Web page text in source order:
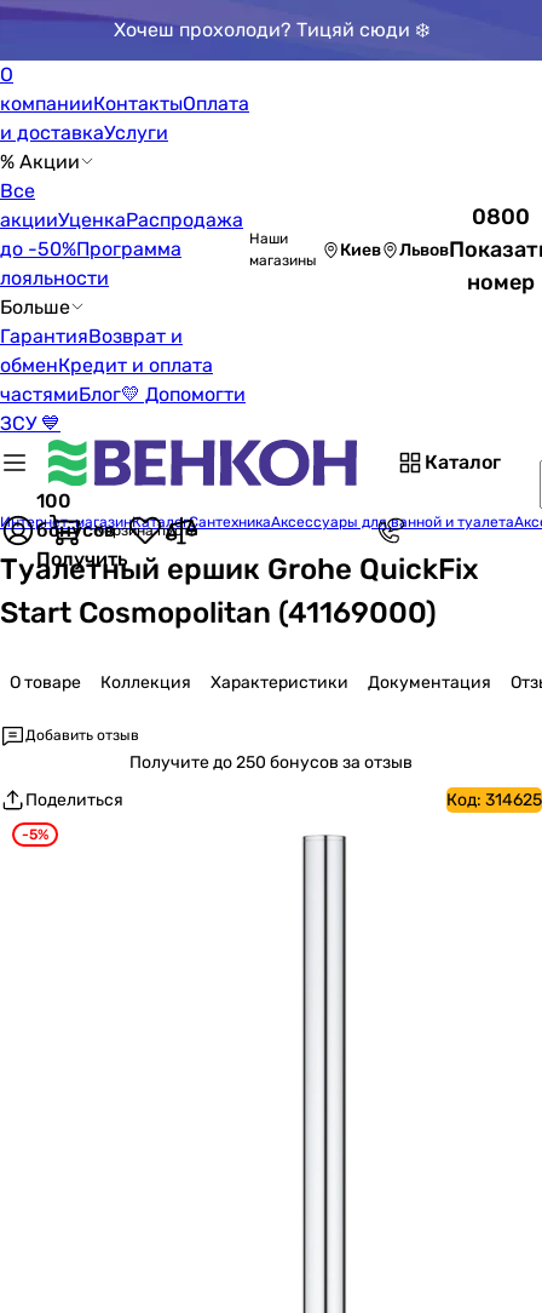
Хочеш прохолоди? Тицяй сюди ❄️
О
компанииКонтактыОплата
и доставкаУслуги
% Акции
Все
акцииУценкаРаспродажа
до -50%Программа
лояльности
Больше
ГарантияВозврат и
обменКредит и оплата
частямиБлог💛 Допомогти
ЗСУ 💙
Наши
магазины
Киев Львов
0800
номер
Каталог
100
бонусов
Получить
Корзина пуста
Интернет-магазинКаталогСантехникаАксессуары для ванной и туалета
Туалетный ершик Grohe QuickFix
Start Cosmopolitan (41169000)
О товаре Коллекция Характеристики Документация
Добавить отзыв
Получитедо 250 бонусов за отзыв
Поделиться
Код: 314625
-5%